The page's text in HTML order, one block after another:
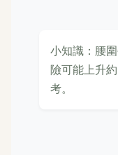
小知識：腰
險可能上升
考。